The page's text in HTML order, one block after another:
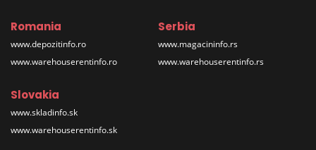
Romania
www.depozitinfo.ro
www.warehouserentinfo.ro
Serbia
www.magacininfo.rs
www.warehouserentinfo.rs
Slovakia
www.skladinfo.sk
www.warehouserentinfo.sk